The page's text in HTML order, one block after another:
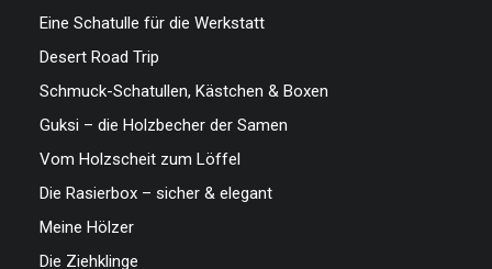
Eine Schatulle für die Werkstatt
Desert Road Trip
Schmuck-Schatullen, Kästchen & Boxen
Guksi – die Holzbecher der Samen
Vom Holzscheit zum Löffel
Die Rasierbox – sicher & elegant
Meine Hölzer
Die Ziehklinge